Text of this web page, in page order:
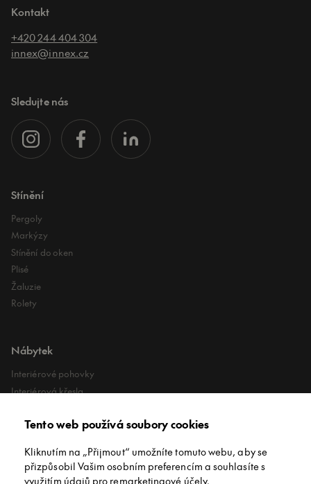
Kontakt
+420 244 404 304
innex@innex.cz
Sledujte nás
Stínění
Pergoly
Markýzy
Stínění do oken
Plisé
Žaluzie
Rolety
Nábytek
Interiérové pohovky
Interiérová křesla
Lehátka
Exteriérové pufy
Tento web používá soubory cookies
Kliknutím na „Přijmout“ umožníte tomuto webu, aby se
přizpůsobil Vašim osobním preferencím a souhlasíte s
využitím údajů pro remarketingové účely.